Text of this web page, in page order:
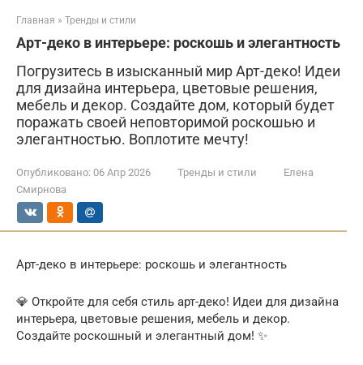
Главная » Тренды и стили
Арт-деко в интерьере: роскошь и элегантность
Погрузитесь в изысканный мир Арт-деко! Идеи
для дизайна интерьера, цветовые решения,
мебель и декор. Создайте дом, который будет
поражать своей неповторимой роскошью и
элегантностью. Воплотите мечту!
Опубликовано: 06 Апр 2026 Тренды и стили
Елена
Смирнова
Арт-деко в интерьере: роскошь и элегантность
💎 Откройте для себя стиль арт-деко! Идеи для дизайна
интерьера, цветовые решения, мебель и декор.
Создайте роскошный и элегантный дом! ✨